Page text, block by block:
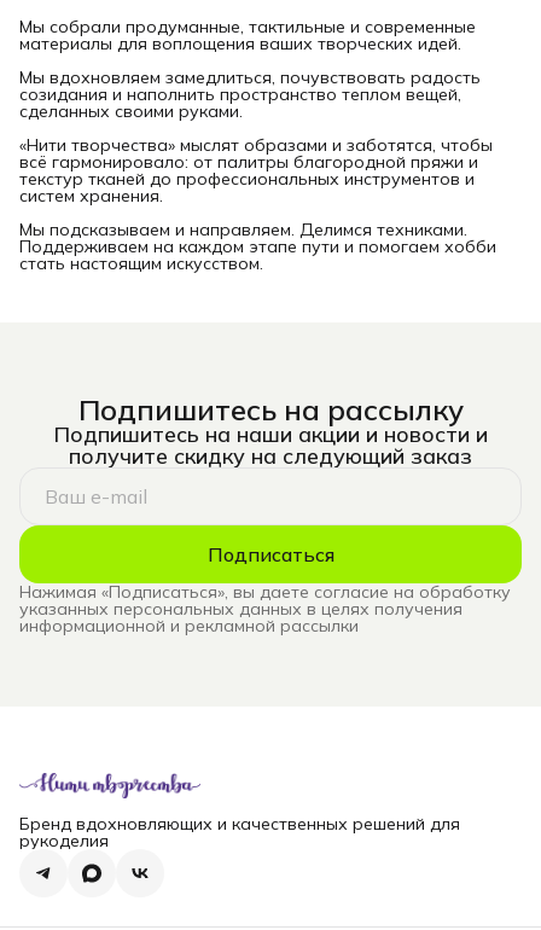
Мы собрали продуманные, тактильные и современные
материалы для воплощения ваших творческих идей.
Мы вдохновляем замедлиться, почувствовать радость
созидания и наполнить пространство теплом вещей,
сделанных своими руками.
«Нити творчества» мыслят образами и заботятся, чтобы
всё гармонировало: от палитры благородной пряжи и
текстур тканей до профессиональных инструментов и
систем хранения.
Мы подсказываем и направляем. Делимся техниками.
Поддерживаем на каждом этапе пути и помогаем хобби
стать настоящим искусством.
Подпишитесь на рассылку
Подпишитесь на наши акции и новости и
получите скидку на следующий заказ
Подписаться
Нажимая «Подписаться», вы даете согласие на обработку
указанных персональных данных в целях получения
информационной и рекламной рассылки
Бренд вдохновляющих и качественных решений для
рукоделия